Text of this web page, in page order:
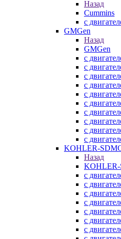
Назад
Cummins
с
GMGen
Назад
GMGen
с
с
с
с
с
с
с
с
с
с
KOHLER-
Назад
с
с
с
с
с
с
с